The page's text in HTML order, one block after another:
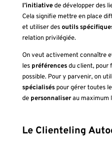
l’initiativede développer des
Cela signifie mettre en place
et utiliser desoutils
relation privilégiée.
On veut activement connaître
les préférencesdu client, pour
possible. Pour y parvenir, on
spécialisés pour gérer toutes
de personnaliserau maximum
Le Clienteling